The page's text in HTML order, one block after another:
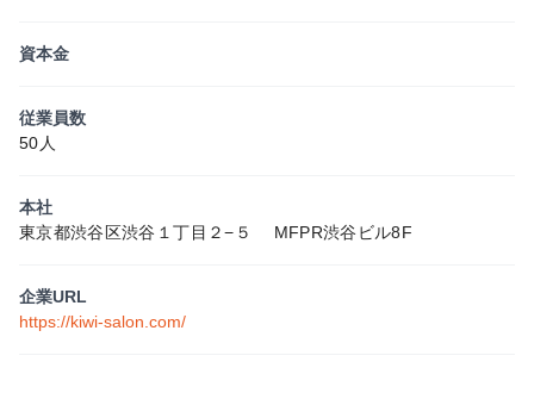
資本金
従業員数
50人
本社
東京都渋谷区渋谷１丁目２−５ MFPR渋谷ビル8F
企業URL
https://kiwi-salon.com/